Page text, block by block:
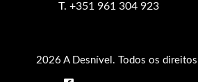
T. +351 961 304 923
2026 A Desnível. Todos os